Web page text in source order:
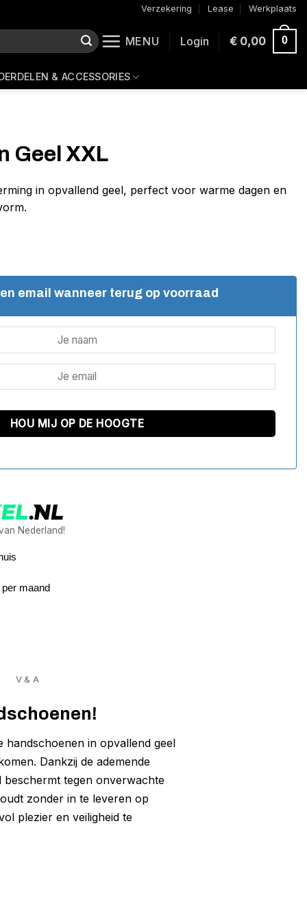
Verzekering Lease Werkplaats
MENU Login €0,00 0
& ACCESSORIES
Geel XXL
in opvallend geel, perfect voor warme dagen en
email wanneer terug op voorraad
Nederland!
maand
V & A
in opvallend geel
Dankzij de ademende
beschermt tegen onverwachte
zonder in te leveren op
plezier en veiligheid te